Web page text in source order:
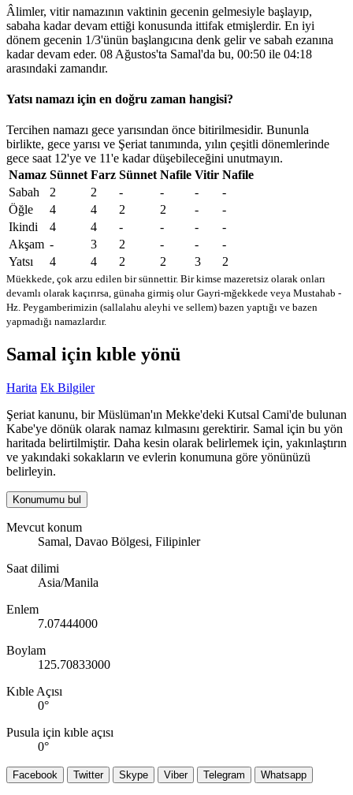
Âlimler, vitir namazının vaktinin gecenin gelmesiyle başlayıp,
sabaha kadar devam ettiği konusunda ittifak etmişlerdir. En iyi
dönem gecenin 1/3'ünün başlangıcına denk gelir ve sabah ezanına
kadar devam eder. 08 Ağustos'ta Samal'da bu, 00:50 ile 04:18
arasındaki zamandır.
Yatsı namazı için en doğru zaman hangisi?
Tercihen namazı gece yarısından önce bitirilmesidir. Bununla
birlikte, gece yarısı ve Şeriat tanımında, yılın çeşitli dönemlerinde
gece saat 12'ye ve 11'e kadar düşebileceğini unutmayın.
Namaz Sünnet Farz Sünnet Nafile Vitir Nafile
Sabah
2 2 - - -
-
Öğle
4 4 2 2 -
-
Ikindi
4 4 - - -
-
Akşam - 3 2 - -
-
Yatsı
4 4 2 2 3 2
Müekkede, çok arzu edilen bir sünnettir. Bir kimse mazeretsiz olarak onları
devamlı olarak kaçırırsa, günaha girmiş olur Gayri-mğekkede veya Mustahab -
Hz. Peygamberimizin (sallalahu aleyhi ve sellem) bazen yaptığı ve bazen
yapmadığı namazlardır.
Samal için kıble yönü
Harita Ek Bilgiler
Şeriat kanunu, bir Müslüman'ın Mekke'deki Kutsal Cami'de bulunan
Kabe'ye dönük olarak namaz kılmasını gerektirir. Samal için bu yön
haritada belirtilmiştir. Daha kesin olarak belirlemek için, yakınlaştırın
ve yakındaki sokakların ve evlerin konumuna göre yönünüzü
belirleyin.
Konumumu bul
Mevcut konum
Samal, Davao Bölgesi, Filipinler
Saat dilimi
Asia/Manila
Enlem
7.07444000
Boylam
125.70833000
Kıble Açısı
0°
Pusula için kıble açısı
0°
Facebook Twitter Skype Viber Telegram Whatsapp